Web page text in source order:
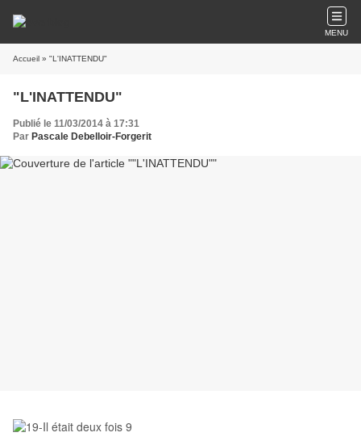
MENU
Accueil » "L'INATTENDU"
"L'INATTENDU"
Publié le 11/03/2014 à 17:31
Par Pascale Debelloir-Forgerit